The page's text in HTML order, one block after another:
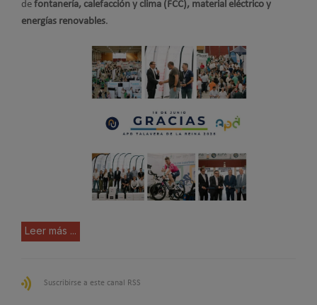
de fontanería, calefacción y clima (FCC), material eléctrico y
energías renovables.
Leer más ...
Suscribirse a este canal RSS